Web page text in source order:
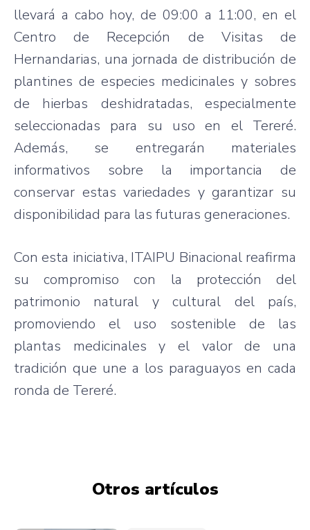
llevará a cabo hoy, de 09:00 a 11:00, en el
Centro de Recepción de Visitas de
Hernandarias, una jornada de distribución de
plantines de especies medicinales y sobres
de hierbas deshidratadas, especialmente
seleccionadas para su uso en el Tereré.
Además, se entregarán materiales
informativos sobre la importancia de
conservar estas variedades y garantizar su
disponibilidad para las futuras generaciones.
Con esta iniciativa, ITAIPU Binacional reafirma
su compromiso con la protección del
patrimonio natural y cultural del país,
promoviendo el uso sostenible de las
plantas medicinales y el valor de una
tradición que une a los paraguayos en cada
ronda de Tereré.
Otros artículos